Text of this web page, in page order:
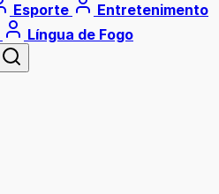
Esporte
Entretenimento
Língua de Fogo